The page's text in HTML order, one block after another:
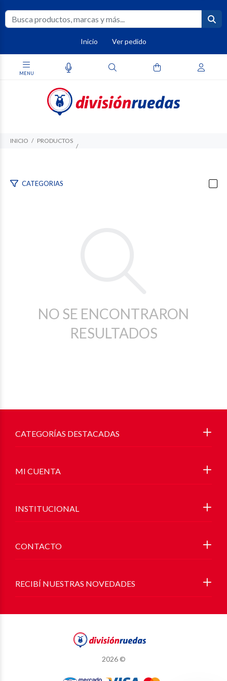
Inicio Ver pedido
INICIO PRODUCTOS
CATEGORIAS
NO SE ENCONTRARON
RESULTADOS
RECIBÍ NUESTRAS NOVEDADES
CATEGORÍAS DESTACADAS
MI CUENTA
INSTITUCIONAL
CONTACTO
2026 ©